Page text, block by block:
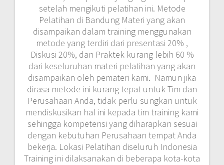
setelah mengikuti pelatihan ini. Metode
Pelatihan di Bandung Materi yang akan
disampaikan dalam training menggunakan
metode yang terdiri dari presentasi 20% ,
Diskusi 20%, dan Praktek kurang lebih 60 %
dari keseluruhan materi pelatihan yang akan
disampaikan oleh pemateri kami. Namun jika
dirasa metode ini kurang tepat untuk Tim dan
Perusahaan Anda, tidak perlu sungkan untuk
mendiskusikan hal ini kepada tim training kami
sehingga kompetensi yang diharapkan sesuai
dengan kebutuhan Perusahaan tempat Anda
bekerja. Lokasi Pelatihan diseluruh Indonesia
Training ini dilaksanakan di beberapa kota-kota